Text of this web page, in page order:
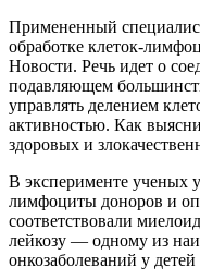
Примененный
обработке клеток-
Новости. Речь идет о
подавляющем
управлять делением
активностью. Как
здоровых и
В эксперименте ученых
лимфоциты доноров и
соответствовали
лейкозу — одному из
онкозаболеваний у